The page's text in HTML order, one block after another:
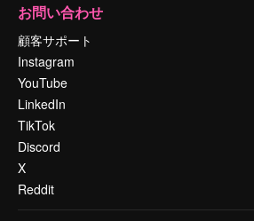
お問い合わせ
顧客サポート
Instagram
YouTube
LinkedIn
TikTok
Discord
X
Reddit